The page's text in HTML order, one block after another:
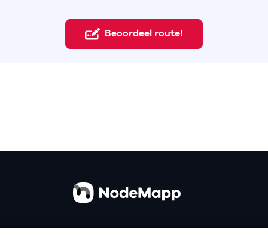
Beoordeel route!